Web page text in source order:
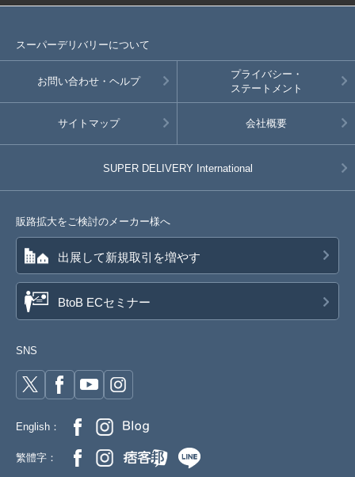
スーパーデリバリーについて
お問い合わせ・ヘルプ
プライバシー・
ステートメント
サイトマップ 会社概要
SUPER DELIVERY International
販路拡大をご検討のメーカー様へ
出展して新規取引を増やす
BtoB ECセミナー
SNS
English：
繁體字：